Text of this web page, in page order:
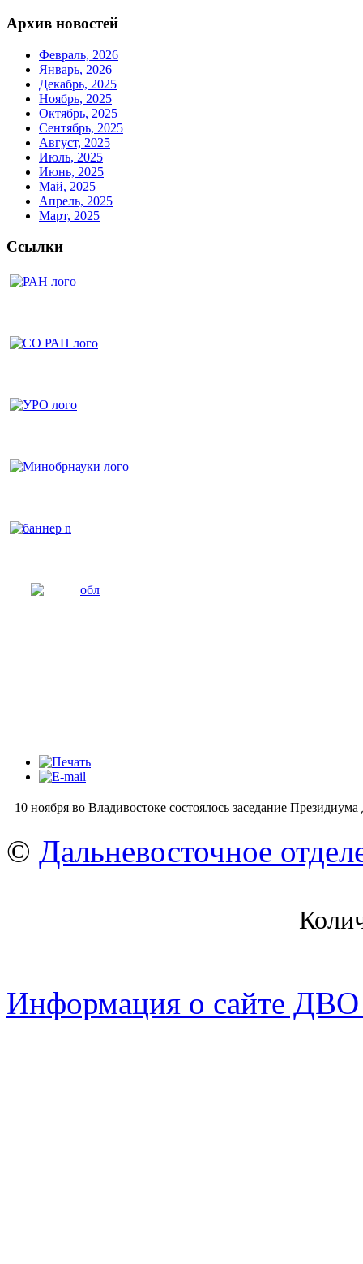
Архив новостей
Февраль, 2026
Январь, 2026
Декабрь, 2025
Ноябрь, 2025
Октябрь, 2025
Сентябрь, 2025
Август, 2025
Июль, 2025
Июнь, 2025
Май, 2025
Апрель, 2025
Март, 2025
Ссылки
10 ноября во Владивостоке состоялось заседание
© Дальневосточное
Информация о сайте